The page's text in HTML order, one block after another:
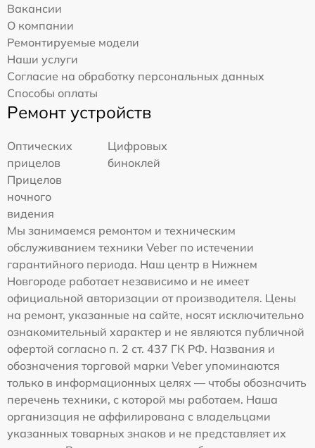
Вакансии
О компании
Ремонтируемые модели
Наши услуги
Согласие на обработку персональных данных
Способы оплаты
Ремонт устройств
Оптических
прицелов
Цифровых
биноклей
Прицелов
ночного
видения
Мы занимаемся ремонтом и техническим
обслуживанием техники Veber по истечении
гарантийного периода. Наш центр в Нижнем
Новгороде работает независимо и не имеет
официальной авторизации от производителя. Цены
на ремонт, указанные на сайте, носят исключительно
ознакомительный характер и не являются публичной
офертой согласно п. 2 ст. 437 ГК РФ. Названия и
обозначения торговой марки Veber упоминаются
только в информационных целях — чтобы обозначить
перечень техники, с которой мы работаем. Наша
организация не аффилирована с владельцами
указанных товарных знаков и не представляет их